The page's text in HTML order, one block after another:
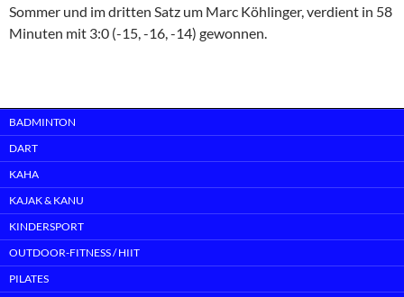
Sommer und im dritten Satz um Marc Köhlinger, verdient in 58
Minuten mit 3:0 (-15, -16, -14) gewonnen.
BADMINTON
DART
KAHA
KAJAK & KANU
KINDERSPORT
OUTDOOR-FITNESS / HIIT
PILATES